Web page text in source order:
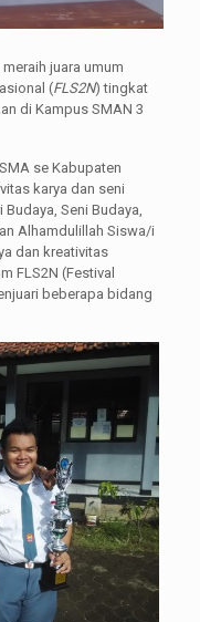
juara umum
(FLS2N) tingkat
di Kampus SMAN 3
se Kabupaten
karya dan seni
Seni Budaya,
Alhamdulillah Siswa/i
dan kreativitas
FLS2N (Festival
beberapa bidang